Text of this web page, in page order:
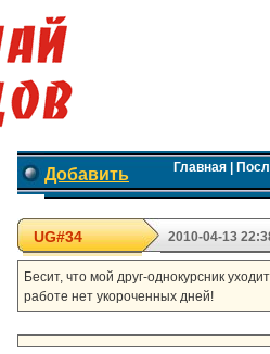
Добавить Главная|
UG#34 2010-04-13
Бесит, что мой друг-однокурсник
работе нет укороченных дней!